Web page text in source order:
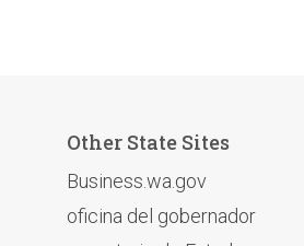
Other State Sites
Business.wa.gov
oficina del gobernador